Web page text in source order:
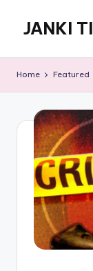
content
JANKI
Web
Portal
Home Featured